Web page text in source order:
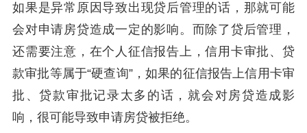
如果是异常原因导致出现贷后管理的话，那就可能
会对申请房贷造成一定的影响。而除了贷后管理，
还需要注意，在个人征信报告上，信用卡审批、贷
款审批等属于“硬查询”，如果的征信报告上信用卡审
批、贷款审批记录太多的话，就会对房贷造成影
响，很可能导致申请房贷被拒绝。